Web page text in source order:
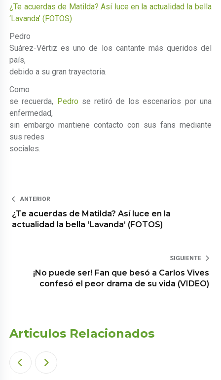
¿Te acuerdas de Matilda? Así luce en la actualidad la bella
‘Lavanda’ (FOTOS)
Pedro
Suárez-Vértiz es uno de los cantante más queridos del
país,
debido a su gran trayectoria.
Como
se recuerda, Pedrose retiró de los escenarios por una
enfermedad,
sin embargo mantiene contacto con sus fans mediante
sus redes
sociales.
ANTERIOR
¿Te acuerdas de Matilda? Así luce en la
actualidad la bella ‘Lavanda’ (FOTOS)
SIGUIENTE
¡No puede ser! Fan que besó a Carlos Vives
confesó el peor drama de su vida (VIDEO)
Articulos Relacionados